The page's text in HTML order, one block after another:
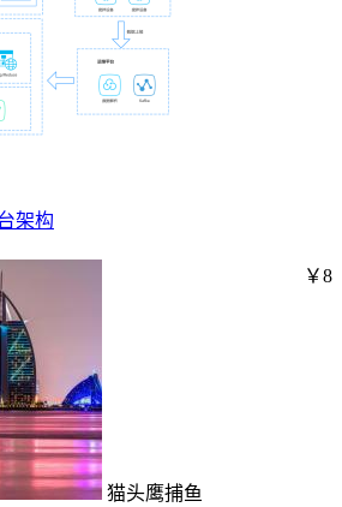
架构
猫头鹰捕鱼
￥8